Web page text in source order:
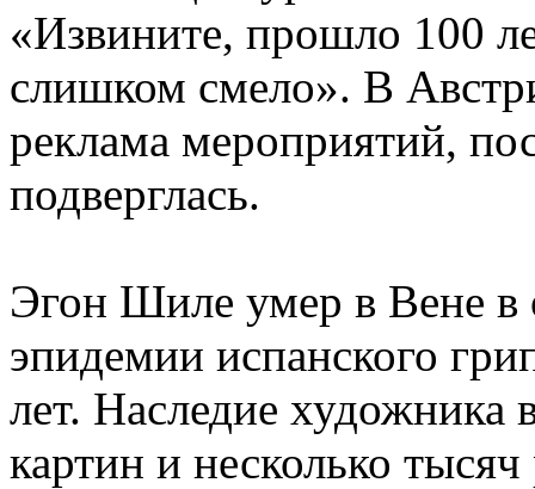
«Извините, прошло 100
слишком смело». В
реклама мероприятий,
подверглась.
Эгон Шиле умер в Вене в
эпидемии испанского
лет. Наследие художника
картин и несколько